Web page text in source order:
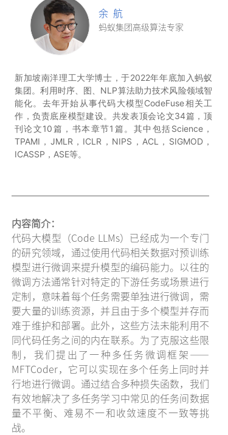
内容简介：
代码大模型（Code LLMs）已经成为一个专门
的研究领域，通过使用代码相关数据对预训练
模型进行微调来提升模型的编码能力。以往的
微调方法通常针对特定的下游任务或场景进行
定制，意味着每个任务需要单独进行微调，需
要大量的训练资源，并且由于多个模型并存而
难于维护和部署。此外，这些方法未能利用不
同代码任务之间的内在联系。为了克服这些限
制，我们提出了一种多任务微调框架——
MFTCoder，它可以实现在多个任务上同时并
行地进行微调。通过结合多种损失函数，我们
有效地解决了多任务学习中常见的任务间数据
量不平衡、难易不一和收敛速度不一致等挑
战。
余 航
蚂蚁集团高级算法专家
新加坡南洋理工大学博士，于2022年年底加入蚂蚁
集团。利用时序、图、NLP算法助力技术风险领域智
能化。去年开始从事代码大模型CodeFuse相关工
作，负责底座模型建设。共发表顶会论文34篇，顶
刊论文10篇，书本章节1篇。其中包括Science，
TPAMI，JMLR，ICLR，NIPS，ACL，SIGMOD，
ICASSP，ASE等。